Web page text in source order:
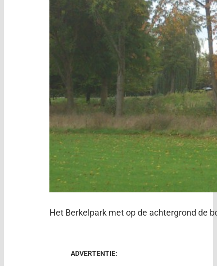
Het Berkelpark met op de achtergrond de
ADVERTENTIE: